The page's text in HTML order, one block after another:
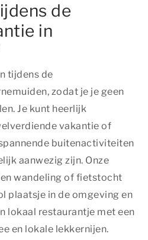
de
in
tijdens de
zodat je je geen
Je kunt heerlijk
vakantie of
buitenactiviteiten
aanwezig zijn. Onze
wandeling of fietstocht
plaatsje in de omgeving en
lokaal restaurantje met een
en lokale lekkernijen.